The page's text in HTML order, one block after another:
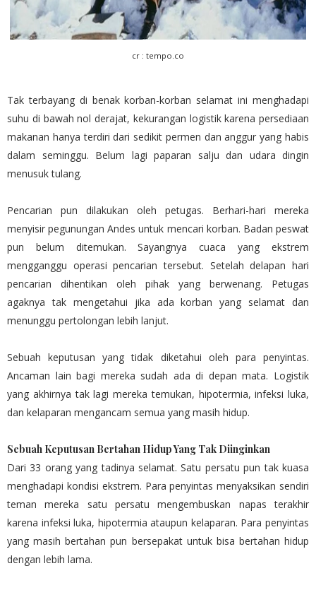
cr : tempo.co
Tak terbayang di benak korban-korban selamat ini menghadapi
suhu di bawah nol derajat, kekurangan logistik karena persediaan
makanan hanya terdiri dari sedikit permen dan anggur yang habis
dalam seminggu. Belum lagi paparan salju dan udara dingin
menusuk tulang.
Pencarian pun dilakukan oleh petugas. Berhari-hari mereka
menyisir pegunungan Andes untuk mencari korban. Badan peswat
pun belum ditemukan. Sayangnya cuaca yang ekstrem
mengganggu operasi pencarian tersebut. Setelah delapan hari
pencarian dihentikan oleh pihak yang berwenang. Petugas
agaknya tak mengetahui jika ada korban yang selamat dan
menunggu pertolongan lebih lanjut.
Sebuah keputusan yang tidak diketahui oleh para penyintas.
Ancaman lain bagi mereka sudah ada di depan mata. Logistik
yang akhirnya tak lagi mereka temukan, hipotermia, infeksi luka,
dan kelaparan mengancam semua yang masih hidup.
Sebuah Keputusan Bertahan Hidup Yang Tak Diinginkan
Dari 33 orang yang tadinya selamat. Satu persatu pun tak kuasa
menghadapi kondisi ekstrem. Para penyintas menyaksikan sendiri
teman mereka satu persatu mengembuskan napas terakhir
karena infeksi luka, hipotermia ataupun kelaparan. Para penyintas
yang masih bertahan pun bersepakat untuk bisa bertahan hidup
dengan lebih lama.